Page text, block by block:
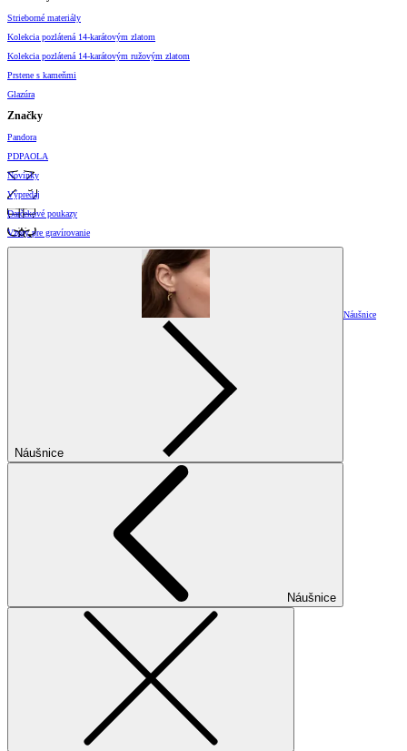
Strieborné materiály
Kolekcia pozlátená 14-karátovým zlatom
Kolekcia pozlátená 14-karátovým ružovým zlatom
Prstene s kameňmi
Glazúra
Značky
Pandora
PDPAOLA
Novinky
Výpredaj
Darčekové poukazy
Vzory pre gravírovanie
Náušnice
Náušnice
Náušnice